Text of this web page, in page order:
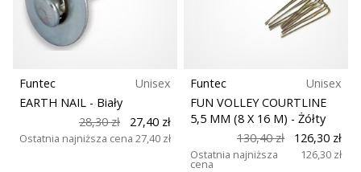
Funtec
Unisex
EARTH NAIL - Biały
28,30 zł
27,40 zł
Ostatnia najniższa cena 27,40 zł
Funtec
Unisex
FUN VOLLEY COURTLINE
5,5 MM (8 X 16 M) - Żółty
130,40 zł
126,30 zł
Ostatnia najniższa
cena
126,30 zł